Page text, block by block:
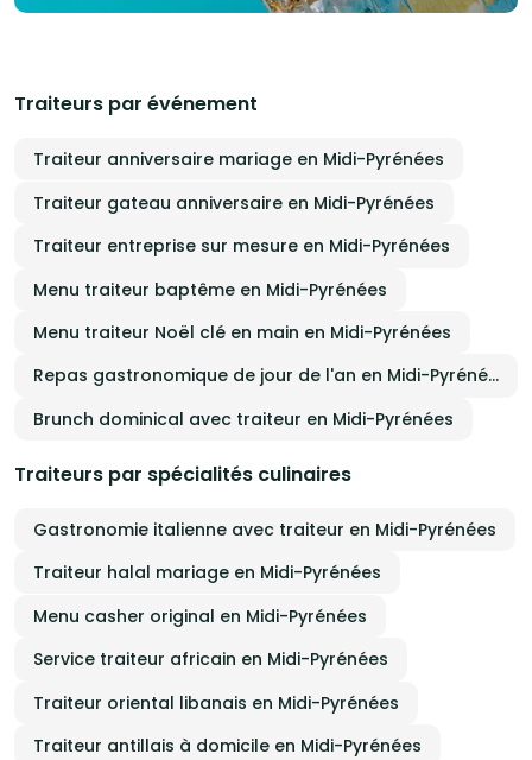
Traiteurs par événement
Traiteur anniversaire mariage en Midi-Pyrénées
Traiteur gateau anniversaire en Midi-Pyrénées
Traiteur entreprise sur mesure en Midi-Pyrénées
Menu traiteur baptême en Midi-Pyrénées
Menu traiteur Noël clé en main en Midi-Pyrénées
Repas gastronomique de jour de l'an en Midi-Pyrénées
Brunch dominical avec traiteur en Midi-Pyrénées
Traiteurs par spécialités culinaires
Gastronomie italienne avec traiteur en Midi-Pyrénées
Traiteur halal mariage en Midi-Pyrénées
Menu casher original en Midi-Pyrénées
Service traiteur africain en Midi-Pyrénées
Traiteur oriental libanais en Midi-Pyrénées
Traiteur antillais à domicile en Midi-Pyrénées